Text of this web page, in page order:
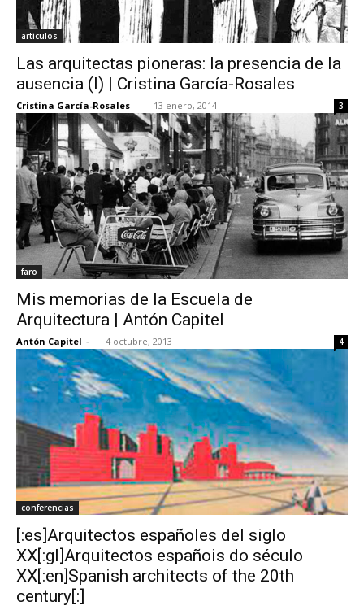
artículos
Las arquitectas pioneras: la presencia de la
ausencia (I) | Cristina García-Rosales
Cristina García-Rosales - 13 enero, 2014 3
faro
Mis memorias de la Escuela de
Arquitectura | Antón Capitel
Antón Capitel - 4 octubre, 2013 4
conferencias
[:es]Arquitectos españoles del siglo
XX[:gl]Arquitectos españois do século
XX[:en]Spanish architects of the 20th
century[:]